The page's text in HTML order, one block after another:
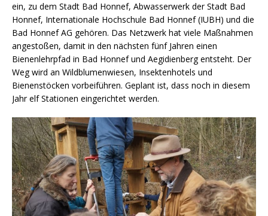
ein, zu dem Stadt Bad Honnef, Abwasserwerk der Stadt Bad
Honnef, Internationale Hochschule Bad Honnef (IUBH) und die
Bad Honnef AG gehören. Das Netzwerk hat viele Maßnahmen
angestoßen, damit in den nächsten fünf Jahren einen
Bienenlehrpfad in Bad Honnef und Aegidienberg entsteht. Der
Weg wird an Wildblumenwiesen, Insektenhotels und
Bienenstöcken vorbeiführen. Geplant ist, dass noch in diesem
Jahr elf Stationen eingerichtet werden.